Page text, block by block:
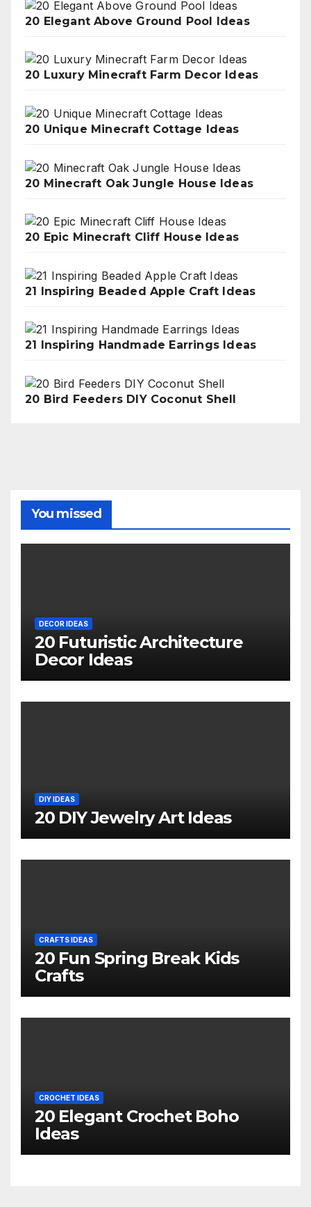
20 Elegant Above Ground Pool Ideas
20 Luxury Minecraft Farm Decor Ideas
20 Unique Minecraft Cottage Ideas
20 Minecraft Oak Jungle House Ideas
20 Epic Minecraft Cliff House Ideas
21 Inspiring Beaded Apple Craft Ideas
21 Inspiring Handmade Earrings Ideas
20 Bird Feeders DIY Coconut Shell
You missed
DECOR IDEAS
20 Futuristic Architecture
Decor Ideas
DIY IDEAS
20 DIY Jewelry Art Ideas
CRAFTS IDEAS
20 Fun Spring Break Kids
Crafts
CROCHET IDEAS
20 Elegant Crochet Boho
Ideas